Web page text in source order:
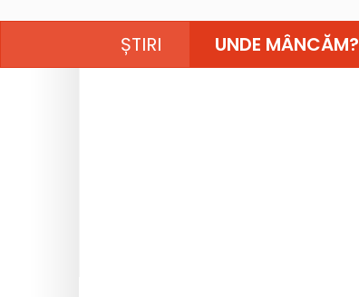
ȘTIRI UNDE MÂNCĂM?